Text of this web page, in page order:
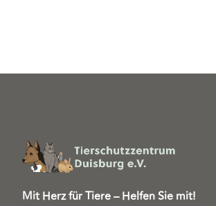
Mit Herz für Tiere – Helfen Sie mit!